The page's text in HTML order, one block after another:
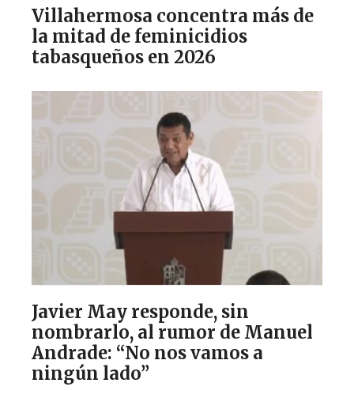
Villahermosa concentra más de
la mitad de feminicidios
tabasqueños en 2026
Javier May responde, sin
nombrarlo, al rumor de Manuel
Andrade: “No nos vamos a
ningún lado”